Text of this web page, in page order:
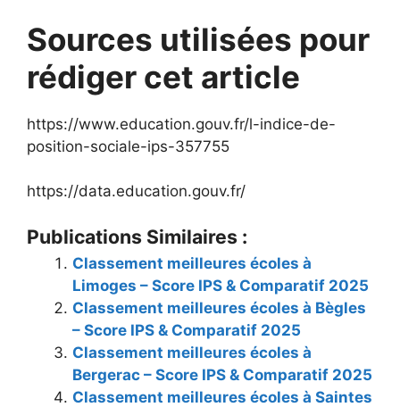
Sources utilisées pour
rédiger cet article
https://www.education.gouv.fr/l-indice-de-
position-sociale-ips-357755
https://data.education.gouv.fr/
Publications Similaires :
Classement meilleures écoles à
Limoges – Score IPS & Comparatif 2025
Classement meilleures écoles à Bègles
– Score IPS & Comparatif 2025
Classement meilleures écoles à
Bergerac – Score IPS & Comparatif 2025
Classement meilleures écoles à Saintes